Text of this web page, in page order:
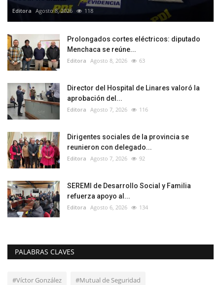
Editora Agosto 8, 2026 118
Prolongados cortes eléctricos: diputado
Menchaca se reúne...
Editora Agosto 8, 2026 63
Director del Hospital de Linares valoró la
aprobación del...
Editora Agosto 7, 2026 116
Dirigentes sociales de la provincia se
reunieron con delegado...
Editora Agosto 7, 2026 92
SEREMI de Desarrollo Social y Familia
refuerza apoyo al...
Editora Agosto 6, 2026 134
PALABRAS CLAVES
#Víctor González #Mutual de Seguridad